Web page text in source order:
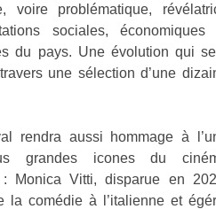
voire problématique,
sociales, économiques
du pays. Une évolution qui
une sélection d’une
rendra aussi hommage à
grandes icones du
: Monica Vitti, disparue en
la comédie à l’italienne et